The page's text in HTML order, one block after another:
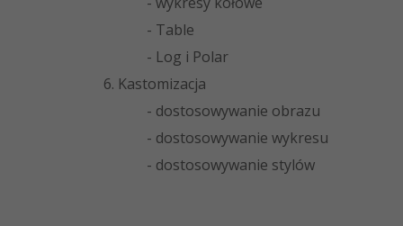
- Table
- Log i Polar
6. Kastomizacja
- dostosowywanie obrazu
- dostosowywanie wykresu
- dostosowywanie stylów